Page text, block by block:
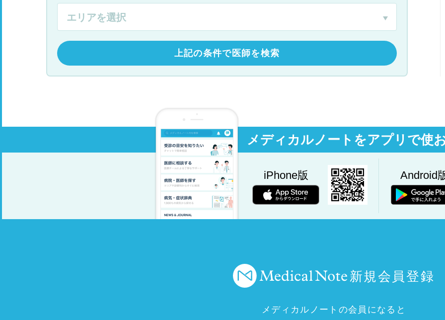
上記の条件で医師を検索
メディカルノートをアプリで使
iPhone版 Android
新規会員登録
メディカルノートの会員になると